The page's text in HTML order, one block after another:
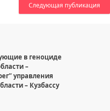
Следующая публикация
в геноциде
–
управления
– Кузбассу